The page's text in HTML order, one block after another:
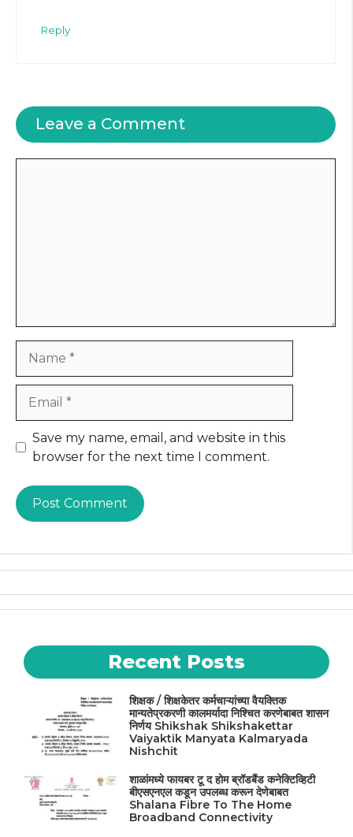
Reply
Leave a Comment
Website
Save my name, email, and website in this
browser for the next time I comment.
Recent Posts
शिक्षक / शिक्षकेतर कर्मचाऱ्यांच्या वैयक्तिक
मान्यतेप्रकरणी कालमर्यादा निश्चित करणेबाबत शासन
निर्णय Shikshak Shikshakettar
Vaiyaktik Manyata Kalmaryada
Nishchit
शाळांमध्ये फायबर टू द होम ब्रॉडबैंड कनेक्टिव्हिटी
बीएसएनएल कडून उपलब्ध करून देणेबाबत
Shalana Fibre To The Home
Broadband Connectivity